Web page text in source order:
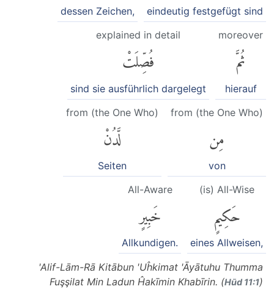
eindeutig festgefügt sind
dessen Zeichen,
moreover
ثُمَّ
hierauf
explained in detail
فُصِّلَتْ
sind sie ausführlich dargelegt
from (the One Who)
مِن
von
from (the One Who)
لَّدُنْ
Seiten
(is) All-Wise
حَكِيمٍ
eines Allweisen,
All-Aware
خَبِيرٍ
Allkundigen.
'Alif-Lām-Rā Kitābun 'Uĥkimat 'Āyātuhu Thumma
Fuşşilat Min Ladun Ĥakīmin Khabīrin. (Hūd 11:1)